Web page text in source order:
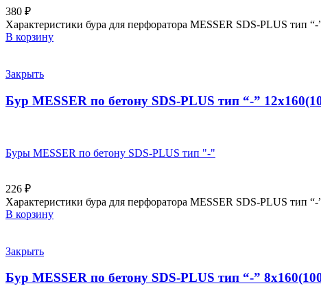
380 ₽
Характеристики бура для перфоратора MESSER SDS-PLUS
В корзину
Закрыть
Бур MESSER по бетону SDS-PLUS тип “-”
Буры MESSER по бетону SDS-PLUS тип "-"
226 ₽
Характеристики бура для перфоратора MESSER SDS-PLUS
В корзину
Закрыть
Бур MESSER по бетону SDS-PLUS тип “-”